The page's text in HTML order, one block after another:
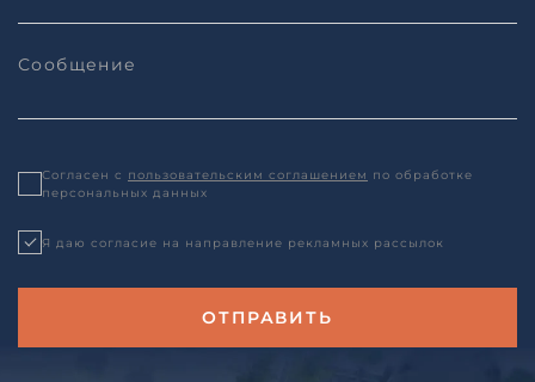
Согласен с пользовательским соглашением по обработке
персональных данных
Я даю согласие на направление рекламных рассылок